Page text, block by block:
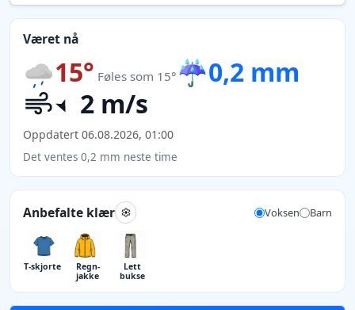
Været nå
15° Føles som 15° ☔0,2 mm
2 m/s
Oppdatert 06.08.2026, 01:00
Det ventes 0,2 mm neste time
Anbefalte klær Voksen Barn
T-skjorte
Regn­
jakke
Lett
bukse